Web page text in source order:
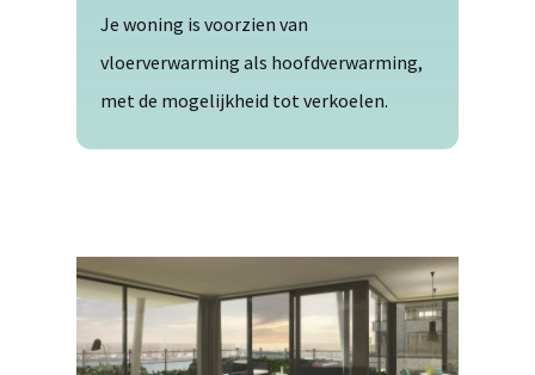
Je woning is voorzien van
vloerverwarming als hoofdverwarming,
met de mogelijkheid tot verkoelen.